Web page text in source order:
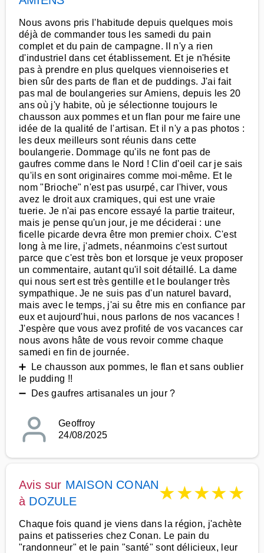
Nous avons pris l'habitude depuis quelques mois
déjà de commander tous les samedi du pain
complet et du pain de campagne. Il n'y a rien
d'industriel dans cet établissement. Et je n'hésite
pas à prendre en plus quelques viennoiseries et
bien sûr des parts de flan et de puddings. J'ai fait
pas mal de boulangeries sur Amiens, depuis les 20
ans où j'y habite, où je sélectionne toujours le
chausson aux pommes et un flan pour me faire une
idée de la qualité de l'artisan. Et il n'y a pas photos :
les deux meilleurs sont réunis dans cette
boulangerie. Dommage qu'ils ne font pas de
gaufres comme dans le Nord ! Clin d'oeil car je sais
qu'ils en sont originaires comme moi-même. Et le
nom "Brioche" n'est pas usurpé, car l'hiver, vous
avez le droit aux cramiques, qui est une vraie
tuerie. Je n'ai pas encore essayé la partie traiteur,
mais je pense qu'un jour, je me déciderai : une
ficelle picarde devra être mon premier choix. C'est
long à me lire, j'admets, néanmoins c'est surtout
parce que c'est très bon et lorsque je veux proposer
un commentaire, autant qu'il soit détaillé. La dame
qui nous sert est très gentille et le boulanger très
sympathique. Je ne suis pas d'un naturel bavard,
mais avec le temps, j'ai su être mis en confiance par
eux et aujourd'hui, nous parlons de nos vacances !
J'espère que vous avez profité de vos vacances car
nous avons hâte de vous revoir comme chaque
samedi en fin de journée.
➕ Le chausson aux pommes, le flan et sans oublier
le pudding !!
➖ Des gaufres artisanales un jour ?
Geoffroy
24/08/2025
Avis sur MAISON CONAN
à DOZULE ★★★★★
Chaque fois quand je viens dans la région, j'achète
pains et patisseries chez Conan. Le pain du
"randonneur" et le pain "santé" sont délicieux, leur